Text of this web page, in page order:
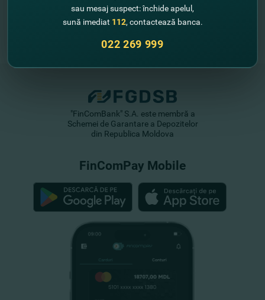
"FinComBank" S.A. este membră a
Schemei de Garantare a Depozitelor
din Republica Moldova
FinComPay Mobile
sau mesaj suspect: închide apelul,
sună imediat 112, contactează banca.
022 269 999